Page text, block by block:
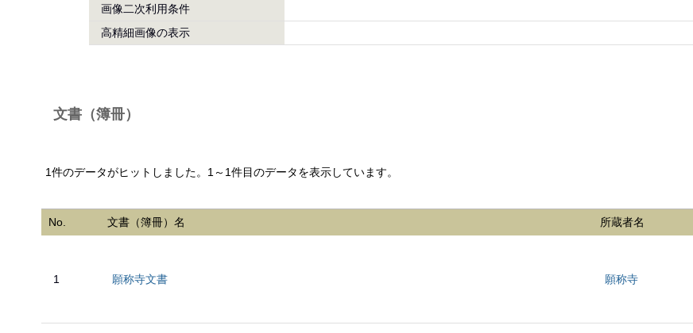
画像二次利用条件
高精細画像の表示
文書（簿冊）
1件のデータがヒットしました。1～1件目のデータを表示しています。
No. 文書（簿冊）名 所蔵者名
1 願称寺文書 願称寺